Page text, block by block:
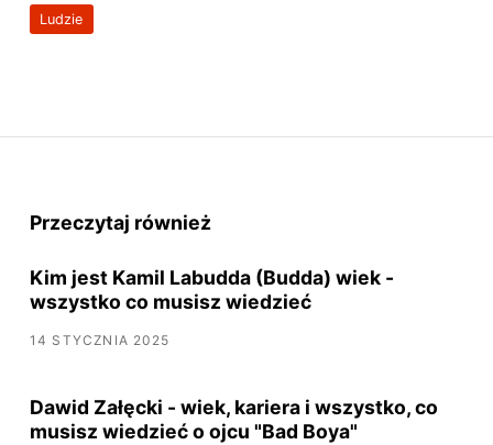
Ludzie
Przeczytaj również
Kim jest Kamil Labudda (Budda) wiek -
wszystko co musisz wiedzieć
14 STYCZNIA 2025
Dawid Załęcki - wiek, kariera i wszystko, co
musisz wiedzieć o ojcu "Bad Boya"